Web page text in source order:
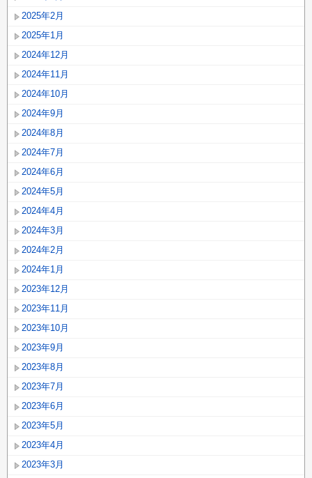
2025年2月
2025年1月
2024年12月
2024年11月
2024年10月
2024年9月
2024年8月
2024年7月
2024年6月
2024年5月
2024年4月
2024年3月
2024年2月
2024年1月
2023年12月
2023年11月
2023年10月
2023年9月
2023年8月
2023年7月
2023年6月
2023年5月
2023年4月
2023年3月